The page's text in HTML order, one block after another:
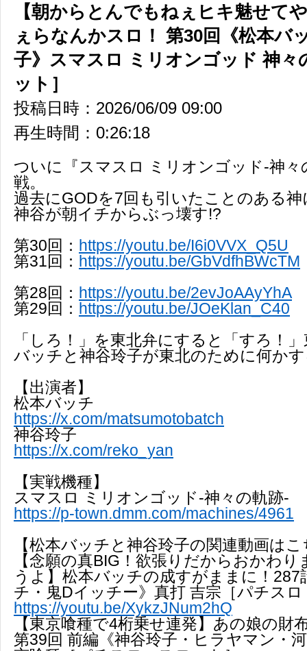
【朝からとんでもねぇヒキ魅せて
ぇらなんかスロ！ 第30回《松本バ
子》スマスロ ミリオンゴッド 神々
ット］
投稿日時：2026/06/09 09:00
再生時間：0:26:18
ついに『スマスロ ミリオンゴッド-神々
戦。
過去にGODを7回も引いたことのある
神谷が朝イチからぶっ壊す!?
第30回： https://youtu.be/I6i0VVX_Q5U
第31回： https://youtu.be/GbVdfhBWcTM
第28回： https://youtu.be/2evJoAAyYhA
第29回： https://youtu.be/JOeKlan_C40
「しろ！」を東北弁にすると「すろ！
バッチと神谷玲子が東北のために何か
【出演者】
松本バッチ
https://x.com/matsumotobatch
神谷玲子
https://x.com/reko_yan
【実戦機種】
スマスロ ミリオンゴッド-神々の軌跡-
https://p-town.dmm.com/machines/4961
【松本バッチと神谷玲子の関連動画は
【念願の真BIG！欲張りだからおかわ
うよ】松本バッチの成すがままに！287
チ・鬼Dイッチー》真打 吉宗［パチス
https://youtu.be/XykzJNum2hQ
【東京喰種で4桁乗せ連発】あの娘の財
第39回 前編《神谷玲子・ヒラヤマン・